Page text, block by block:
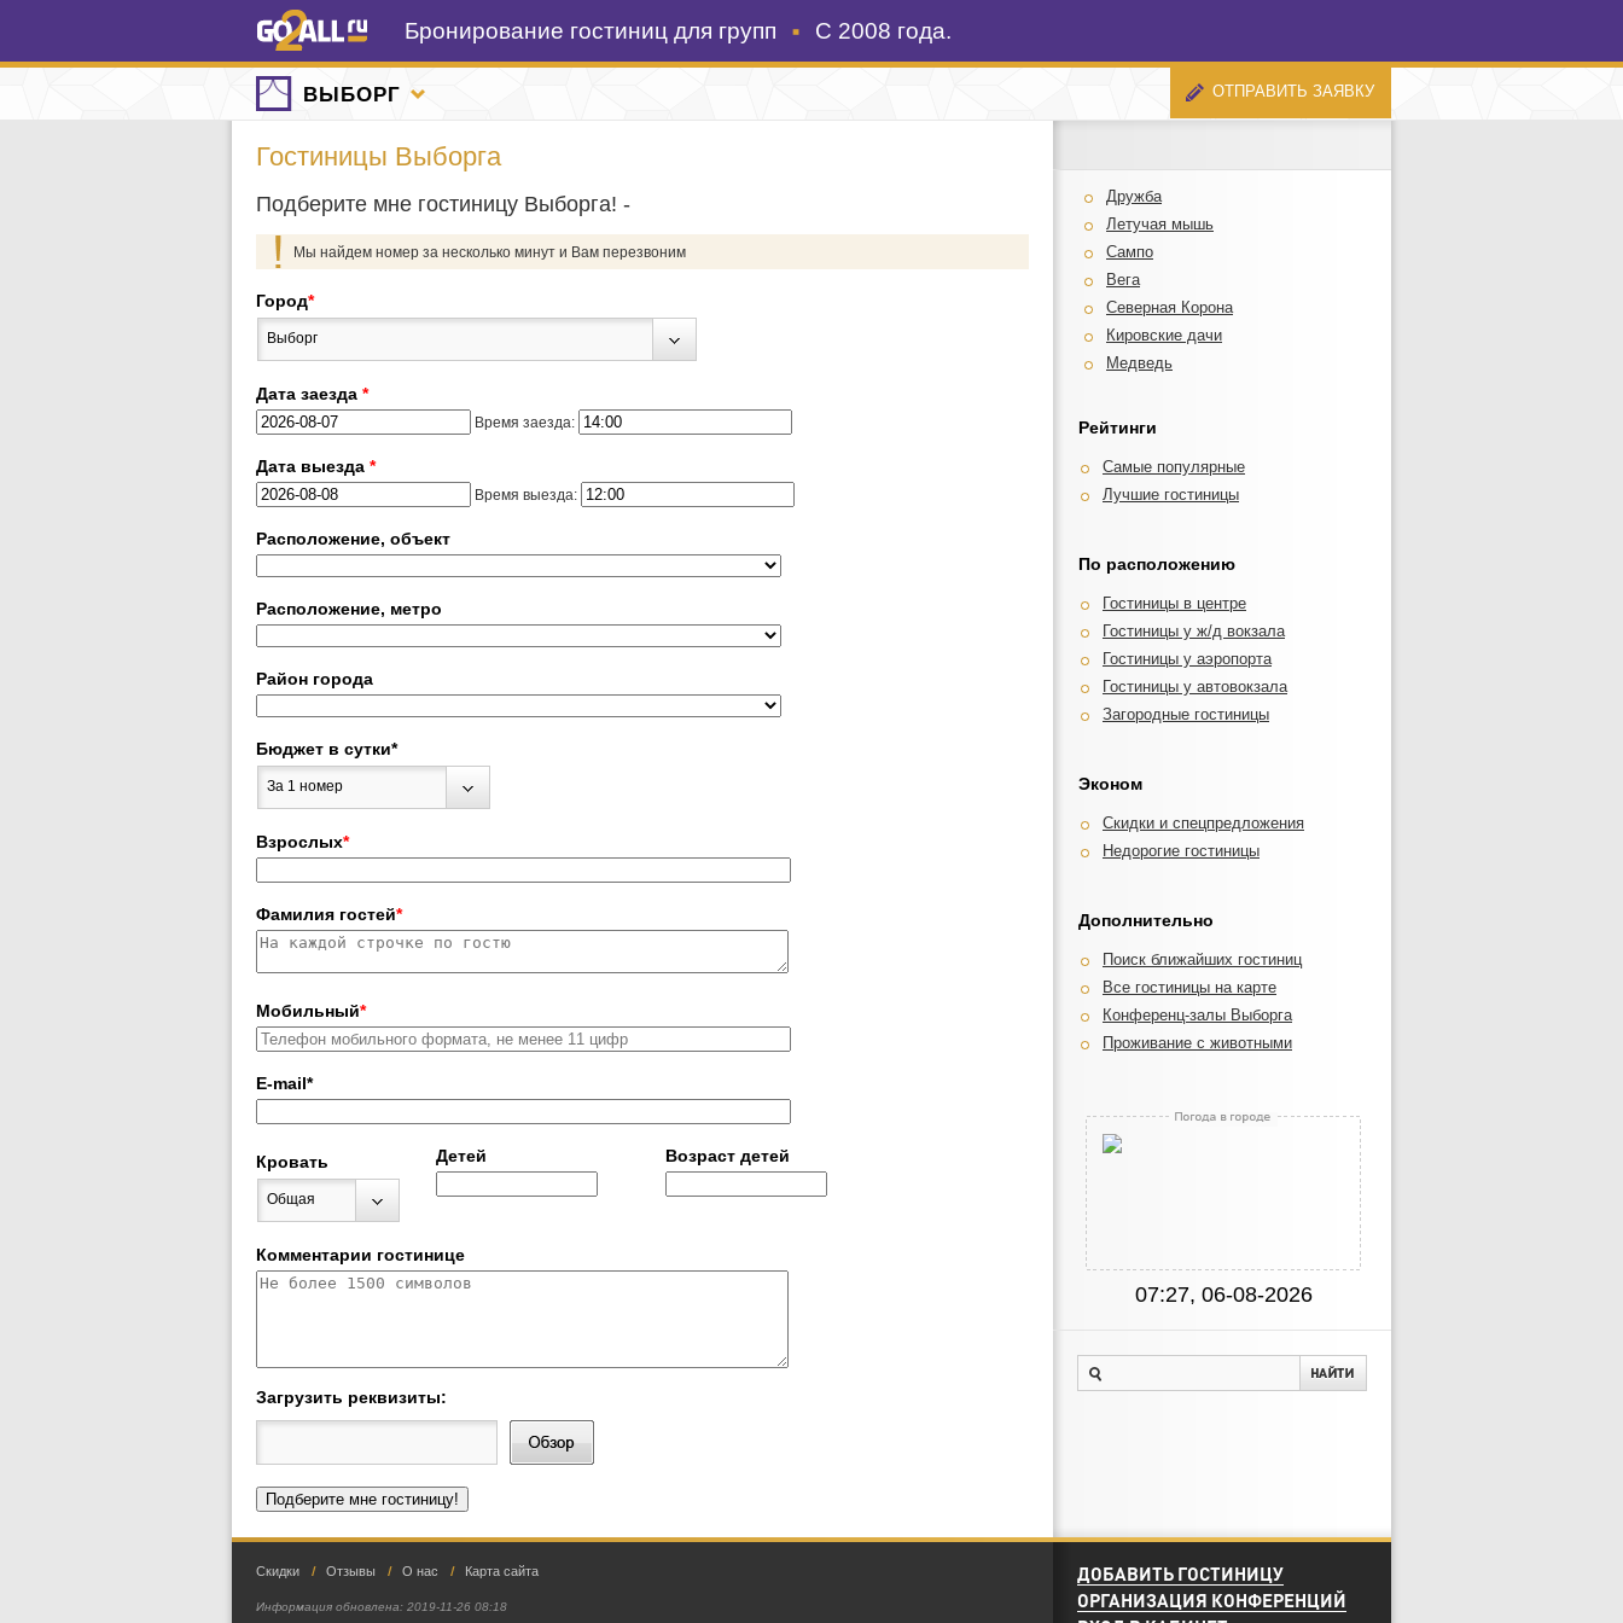
Бронирование гостиниц для групп С 2008 года.
ВЫБОРГ ОТПРАВИТЬ ЗАЯВКУ
Гостиницы Выборга
Подберите мне гостиницу Выборга! -
Мы найдем номер за несколько минут и Вам перезвоним
Город*
Выборг
Дата заезда *
Время заезда:
Дата выезда *
Время выезда:
Расположение, объект
Расположение, метро
Район города
Бюджет в сутки*
За 1 номер
Взрослых*
Фамилия гостей*
Мобильный*
E-mail*
Кровать
Общая
Детей Возраст детей
Комментарии гостинице
Загрузить реквизиты:
Дружба
Летучая мышь
Сампо
Вега
Северная Корона
Кировские дачи
Медведь
Рейтинги
Самые популярные
Лучшие гостиницы
По расположению
Гостиницы в центре
Гостиницы у ж/д вокзала
Гостиницы у аэропорта
Гостиницы у автовокзала
Загородные гостиницы
Эконом
Скидки и спецпредложения
Недорогие гостиницы
Дополнительно
Поиск ближайших гостиниц
Все гостиницы на карте
Конференц-залы Выборга
Проживание с животными
07:27, 06-08-2026
Скидки Отзывы О нас Карта сайта
Информация обновлена: 2019-11-26 08:18
ДОБАВИТЬ ГОСТИНИЦУ
ОРГАНИЗАЦИЯ КОНФЕРЕНЦИЙ